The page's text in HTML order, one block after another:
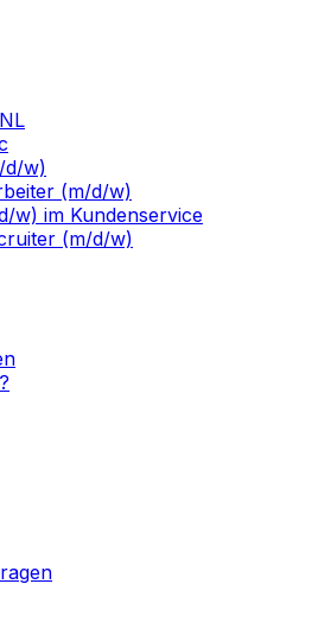
d/w)
(m/d/w)
w) im Kundenservice
(m/d/w)